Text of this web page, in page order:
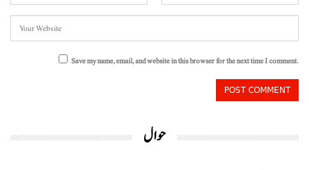
Save my name, email, and website in this browser for the next time I comment.
حوال